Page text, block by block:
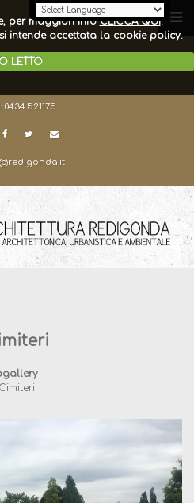
per maggiori infoCLICCA QUI.
intende accettata la cookie policy.
LETTO
0434.521175
Cimiteri